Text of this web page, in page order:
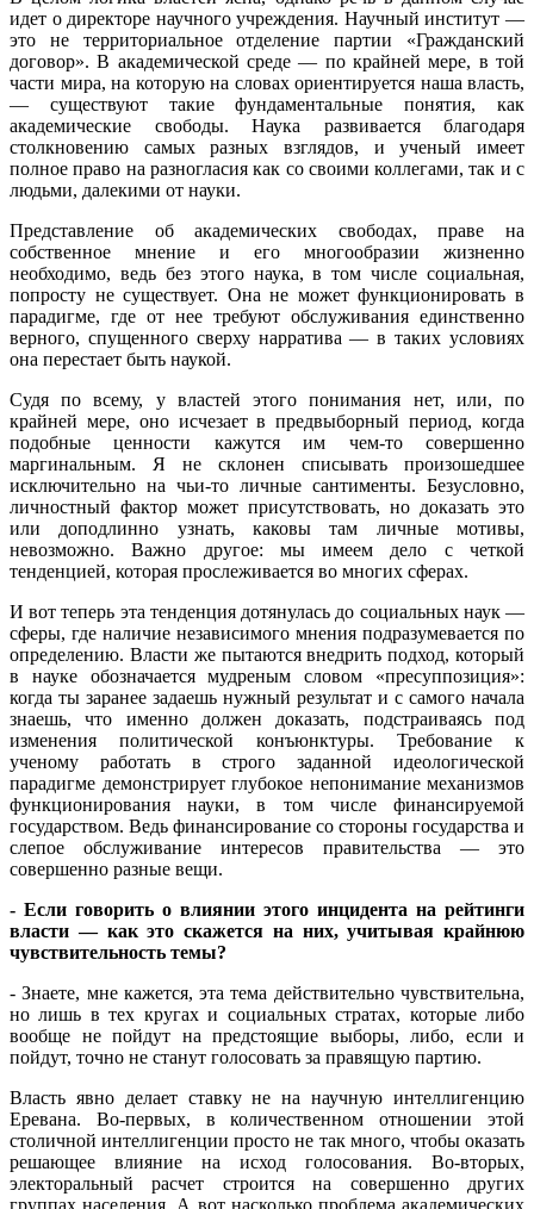
идет о директоре научного учреждения. Научный институт —
это не территориальное отделение партии «Гражданский
договор». В академической среде — по крайней мере, в той
части мира, на которую на словах ориентируется наша власть,
— существуют такие фундаментальные понятия, как
академические свободы. Наука развивается благодаря
столкновению самых разных взглядов, и ученый имеет
полное право на разногласия как со своими коллегами, так и с
людьми, далекими от науки.
Представление об академических свободах, праве на
собственное мнение и его многообразии жизненно
необходимо, ведь без этого наука, в том числе социальная,
попросту не существует. Она не может функционировать в
парадигме, где от нее требуют обслуживания единственно
верного, спущенного сверху нарратива — в таких условиях
она перестает быть наукой.
Судя по всему, у властей этого понимания нет, или, по
крайней мере, оно исчезает в предвыборный период, когда
подобные ценности кажутся им чем-то совершенно
маргинальным. Я не склонен списывать произошедшее
исключительно на чьи-то личные сантименты. Безусловно,
личностный фактор может присутствовать, но доказать это
или доподлинно узнать, каковы там личные мотивы,
невозможно. Важно другое: мы имеем дело с четкой
тенденцией, которая прослеживается во многих сферах.
И вот теперь эта тенденция дотянулась до социальных наук —
сферы, где наличие независимого мнения подразумевается по
определению. Власти же пытаются внедрить подход, который
в науке обозначается мудреным словом «пресуппозиция»:
когда ты заранее задаешь нужный результат и с самого начала
знаешь, что именно должен доказать, подстраиваясь под
изменения политической конъюнктуры. Требование к
ученому работать в строго заданной идеологической
парадигме демонстрирует глубокое непонимание механизмов
функционирования науки, в том числе финансируемой
государством. Ведь финансирование со стороны государства и
слепое обслуживание интересов правительства — это
совершенно разные вещи.
- Если говорить о влиянии этого инцидента на рейтинги
власти — как это скажется на них, учитывая крайнюю
чувствительность темы?
- Знаете, мне кажется, эта тема действительно чувствительна,
но лишь в тех кругах и социальных стратах, которые либо
вообще не пойдут на предстоящие выборы, либо, если и
пойдут, точно не станут голосовать за правящую партию.
Власть явно делает ставку не на научную интеллигенцию
Еревана. Во-первых, в количественном отношении этой
столичной интеллигенции просто не так много, чтобы оказать
решающее влияние на исход голосования. Во-вторых,
электоральный расчет строится на совершенно других
группах населения. А вот насколько проблема академических